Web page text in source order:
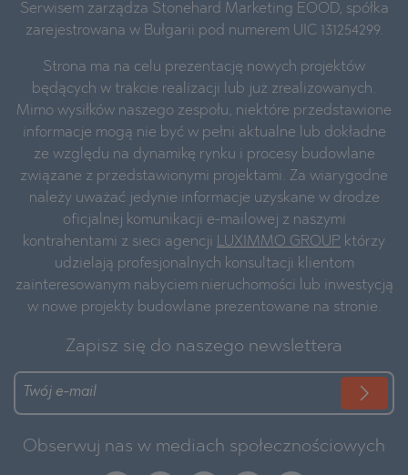
Serwisem zarządza Stonehard Marketing EOOD, spółka
zarejestrowana w Bułgarii pod numerem UIC 131254299.
Strona ma na celu prezentację nowych projektów
będących w trakcie realizacji lub już zrealizowanych.
Mimo wysiłków naszego zespołu, niektóre przedstawione
informacje mogą nie być w pełni aktualne lub dokładne
ze względu na dynamikę rynku i procesy budowlane
związane z przedstawionymi projektami. Za wiarygodne
należy uważać jedynie informacje uzyskane w drodze
oficjalnej komunikacji e-mailowej z naszymi
kontrahentami z sieci agencji LUXIMMO GROUP którzy
udzielają profesjonalnych konsultacji klientom
zainteresowanym nabyciem nieruchomości lub inwestycją
w nowe projekty budowlane prezentowane na stronie.
Zapisz się do naszego newslettera
Obserwuj nas w mediach społecznościowych